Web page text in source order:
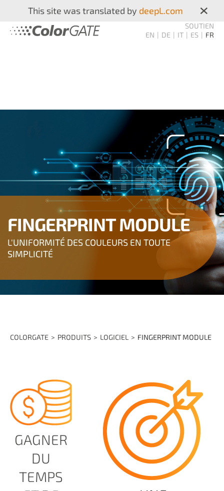
This site was translated by deepL.com ×
SOUTIEN
EN
DE IT ES FR
FINGERPRINT MODULE
L'UNIFORMITÉ DES COULEURS EN TOUTE
SIMPLICITÉ
COLORGATE PRODUITS LOGICIEL FINGERPRINT MODULE
GAGNER
DU
TEMPS